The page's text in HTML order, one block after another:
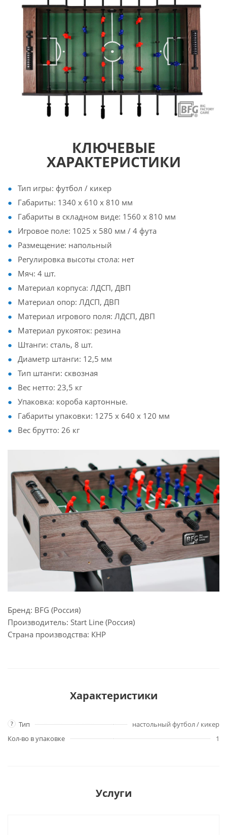
КЛЮЧЕВЫЕ
ХАРАКТЕРИСТИКИ
Тип игры: футбол / кикер
Габариты: 1340 x 610 x 810 мм
Габариты в складном виде: 1560 х 810 мм
Игровое поле: 1025 х 580 мм / 4 фута
Размещение: напольный
Регулировка высоты стола: нет
Мяч: 4 шт.
Материал корпуса: ЛДСП, ДВП
Материал опор: ЛДСП, ДВП
Материал игрового поля: ЛДСП, ДВП
Материал рукояток: резина
Штанги: сталь, 8 шт.
Диаметр штанги: 12,5 мм
Тип штанги: сквозная
Вес нетто: 23,5 кг
Упаковка: короба картонные.
Габариты упаковки: 1275 x 640 x 120 мм
Вес брутто: 26 кг
Бренд: BFG (Россия)
Производитель: Start Line (Россия)
Страна производства: КНР
Характеристики
? Тип
настольный футбол / кикер
Кол-во в упаковке
1
Услуги